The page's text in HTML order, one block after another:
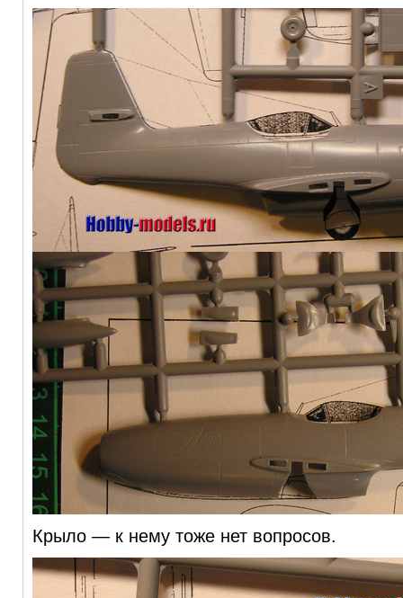
Крыло — к нему тоже нет вопросов.